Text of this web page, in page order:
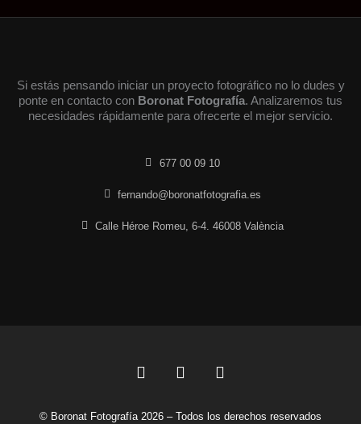
Si estás pensando iniciar un proyecto fotográfico no lo dudes y
ponte en contacto con Boronat Fotografía. Analizaremos tus
necesidades rápidamente para ofrecerte el mejor servicio.
677 00 09 10
fernando@boronatfotografia.es
Calle Héroe Romeu, 6-4. 46008 València
F
e
L
k
I
t
© Boronat Fotografía 2026 – Todos los derechos reservados